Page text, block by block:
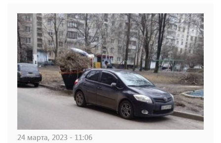
24 марта, 2023 - 11:06